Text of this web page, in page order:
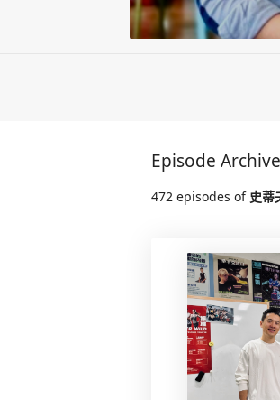
Episode Archive
472 episodes of 史蒂